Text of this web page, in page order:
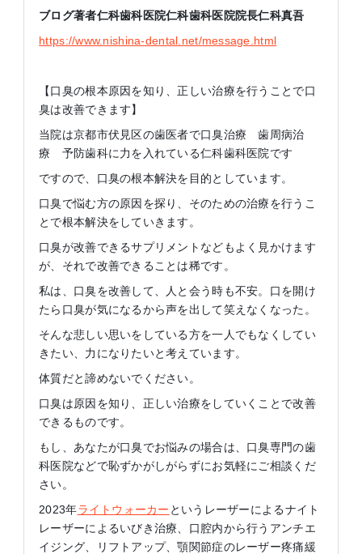
ブログ著者仁科歯科医院仁科歯科医院院長仁科真吾
https://www.nishina-dental.net/message.html
【口臭の根本原因を知り、正しい治療を行うことで口
臭は改善できます】
当院は京都市伏見区の歯医者で口臭治療 歯周病治
療 予防歯科に力を入れている仁科歯科医院です
ですので、口臭の根本解決を目的としています。
口臭で悩む方の原因を探り、そのための治療を行うこ
とで根本解決をしていきます。
口臭が改善できるサプリメントなどもよく見かけます
が、それで改善できることは稀です。
私は、口臭を改善して、人と会う時も不安。口を開け
たら口臭が気になるから声を出して笑えなくなった。
そんな悲しい思いをしている方を一人でもなくしてい
きたい、力になりたいと考えています。
体質だと諦めないでください。
口臭は原因を知り、正しい治療をしていくことで改善
できるものです。
もし、あなたが口臭でお悩みの場合は、口臭専門の歯
科医院などで恥ずかがしがらずにお気軽にご相談くだ
さい。
2023年ライトウォーカー というレーザーによるナイト
レーザーによるいびき治療、口腔内から行うアンチエ
イジング、リフトアップ、顎関節症のレーザー疼痛緩